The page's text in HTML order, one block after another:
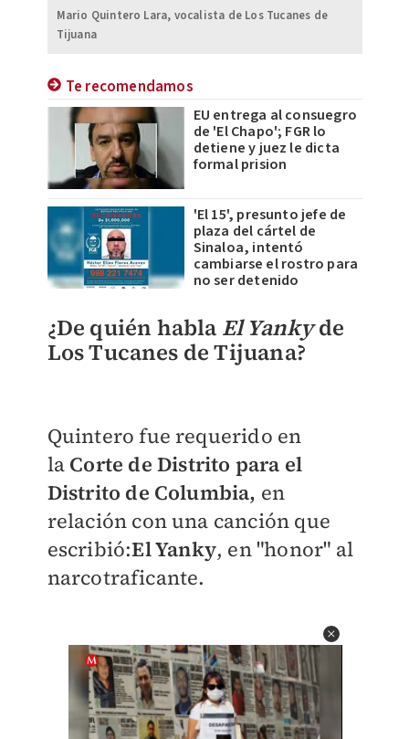
Mario Quintero Lara, vocalista de Los Tucanes de
Tijuana
Te recomendamos
EU entrega al consuegro
de 'El Chapo'; FGR lo
detiene y juez le dicta
formal prision
'El 15', presunto jefe de
plaza del cártel de
Sinaloa, intentó
cambiarse el rostro para
no ser detenido
¿De quién habla El Yankyde
Los Tucanes de Tijuana?
Quintero fue requerido en
la Corte de Distrito para el
Distrito de Columbia, en
relación con una canción que
escribió:El Yanky, en "honor" al
narcotraficante.